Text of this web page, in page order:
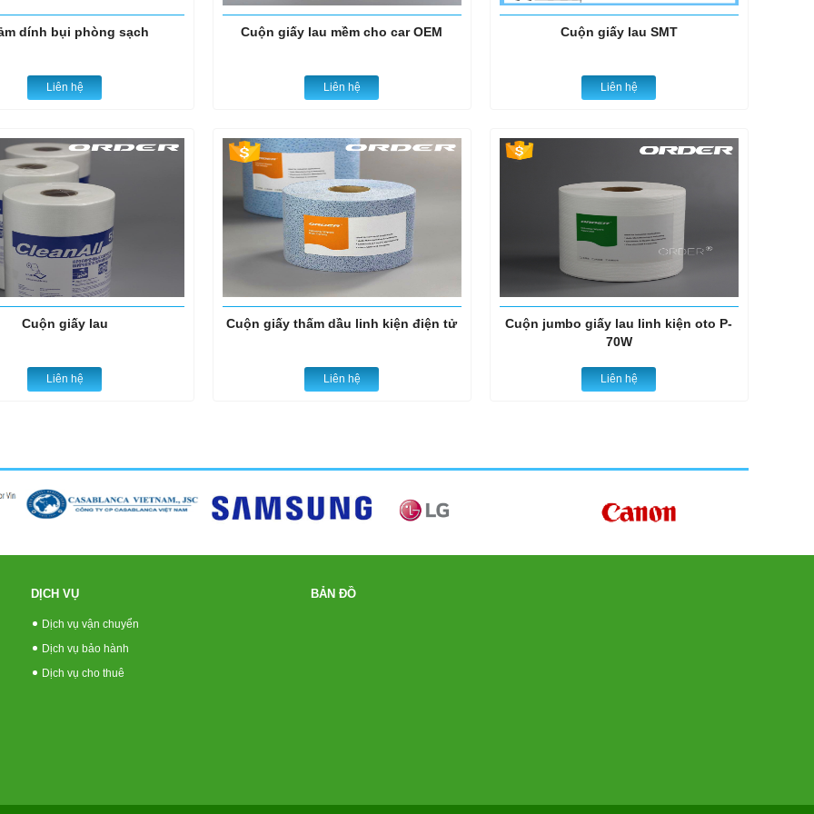
dính bụi phòng sạch
Liên hệ
Cuộn giấy lau mềm cho car OEM
Liên hệ
Cuộn giấy lau SMT
Liên hệ
Cuộn giấy lau
Liên hệ
Cuộn giấy thấm dầu linh kiện điện tử
Liên hệ
Cuộn jumbo giấy lau linh kiện oto P-
70W
Liên hệ
DỊCH VỤ
Dịch vụ vận chuyển
Dịch vụ bảo hành
Dịch vụ cho thuê
BẢN ĐỒ